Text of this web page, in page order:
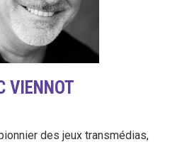
VIENNOT
des jeux transmédias,